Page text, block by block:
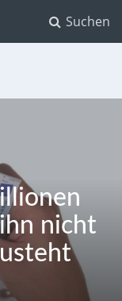
Suchen
nicht